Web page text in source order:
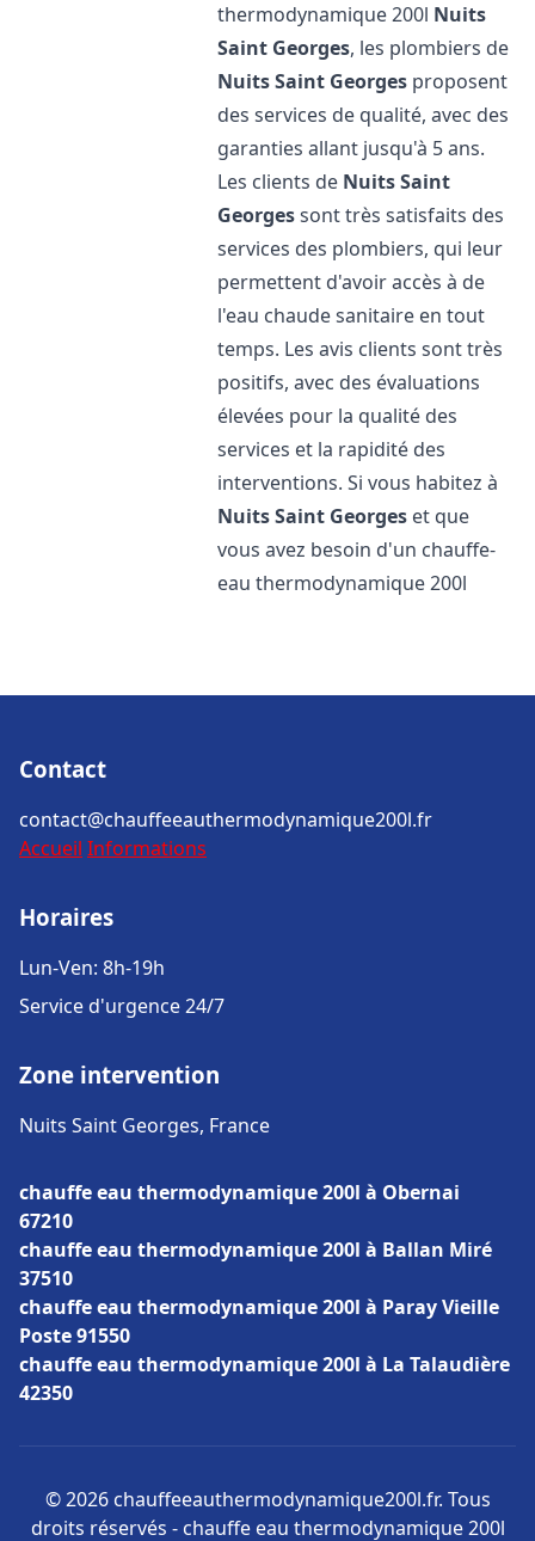
thermodynamique 200l Nuits
Saint Georges, les plombiers de
Nuits Saint Georges proposent
des services de qualité, avec des
garanties allant jusqu'à 5 ans.
Les clients de Nuits Saint
Georgessont très satisfaits des
services des plombiers, qui leur
permettent d'avoir accès à de
l'eau chaude sanitaire en tout
temps. Les avis clients sont très
positifs, avec des évaluations
élevées pour la qualité des
services et la rapidité des
interventions. Si vous habitez à
Nuits Saint Georges et que
vous avez besoin d'un chauffe-
eau thermodynamique 200l
Contact
contact@chauffeeauthermodynamique200l.fr
Accueil Informations
Horaires
Lun-Ven: 8h-19h
Service d'urgence 24/7
Zone intervention
Nuits Saint Georges, France
chauffe eau thermodynamique 200l à Obernai
67210
chauffe eau thermodynamique 200l à Ballan Miré
37510
chauffe eau thermodynamique 200l à Paray Vieille
Poste 91550
chauffe eau thermodynamique 200l à La Talaudière
42350
© 2026 chauffeeauthermodynamique200l.fr. Tous
droits réservés - chauffe eau thermodynamique 200l